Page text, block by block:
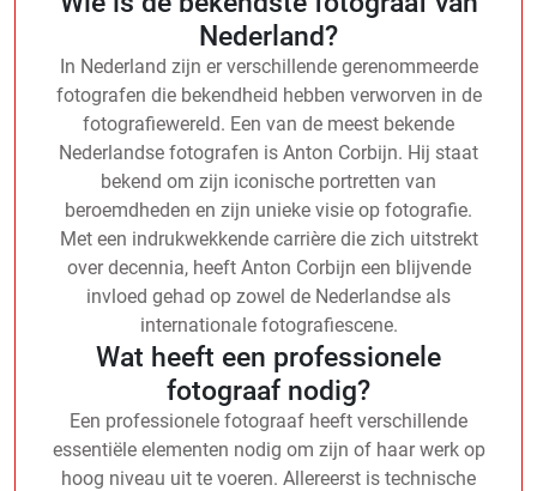
Nederland?
In Nederland zijn er verschillende gerenommeerde
fotografen die bekendheid hebben verworven in de
fotografiewereld. Een van de meest bekende
Nederlandse fotografen is Anton Corbijn. Hij staat
bekend om zijn iconische portretten van
beroemdheden en zijn unieke visie op fotografie.
Met een indrukwekkende carrière die zich uitstrekt
over decennia, heeft Anton Corbijn een blijvende
invloed gehad op zowel de Nederlandse als
internationale fotografiescene.
Wat heeft een professionele
fotograaf nodig?
Een professionele fotograaf heeft verschillende
essentiële elementen nodig om zijn of haar werk op
hoog niveau uit te voeren. Allereerst is technische